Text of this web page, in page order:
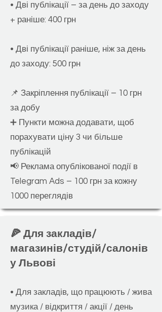
• Дві публікації – за день до заходу
+ раніше: 400 грн
• Дві публікації раніше, ніж за день
до заходу: 500 грн
📌 Закріплення публікації – 10 грн
за добу
➕ Пункти можна додавати, щоб
порахувати ціну 3 чи більше
публікацій
📢 Реклама опублікованої події в
Telegram Ads – 100 грн за кожну
1000 переглядів
🍕 Для закладів/
магазинів/студій/салонів
у Львові
• Для закладів, що працюють / жива
музика / відкриття / акції / день